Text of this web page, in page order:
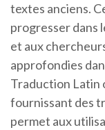
textes anciens.
progresser dans
et aux
approfondies
Traduction Latin
fournissant des
permet aux